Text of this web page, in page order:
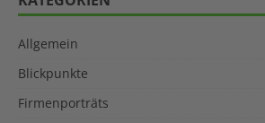
Allgemein
Blickpunkte
Firmenporträts